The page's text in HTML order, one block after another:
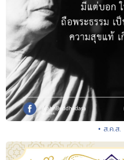
• ส.ค.ส.